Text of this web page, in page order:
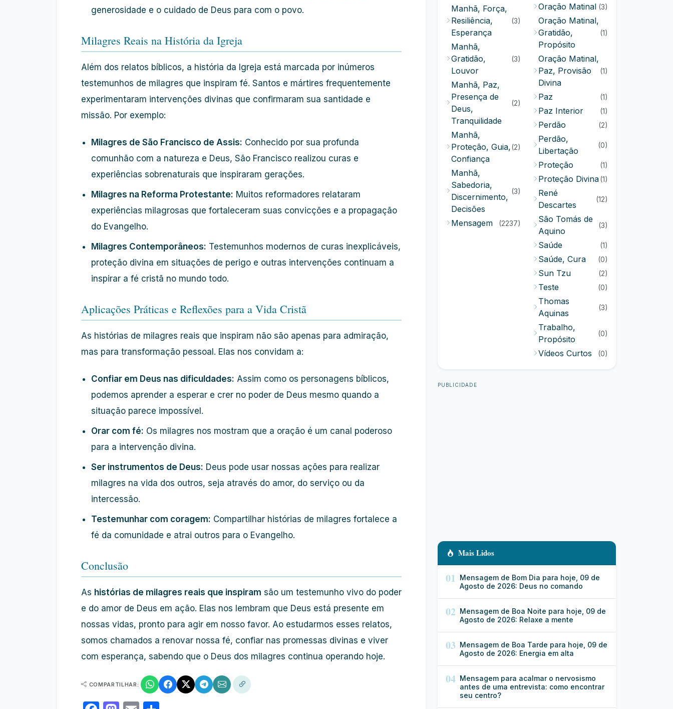
generosidade e o cuidado de Deus para com o povo.
Milagres Reais na História da Igreja
Além dos relatos bíblicos, a história da Igreja está marcada por inúmeros
testemunhos de milagres que inspiram fé. Santos e mártires frequentemente
experimentaram intervenções divinas que confirmaram sua santidade e
missão. Por exemplo:
Milagres de São Francisco de Assis: Conhecido por sua profunda
comunhão com a natureza e Deus, São Francisco realizou curas e
experiências sobrenaturais que inspiraram gerações.
Milagres na Reforma Protestante: Muitos reformadores relataram
experiências milagrosas que fortaleceram suas convicções e a propagação
do Evangelho.
Milagres Contemporâneos: Testemunhos modernos de curas inexplicáveis,
proteção divina em situações de perigo e outras intervenções continuam a
inspirar a fé cristã no mundo todo.
Aplicações Práticas e Reflexões para a Vida Cristã
As histórias de milagres reais que inspiram não são apenas para admiração,
mas para transformação pessoal. Elas nos convidam a:
Confiar em Deus nas dificuldades: Assim como os personagens bíblicos,
podemos aprender a esperar e crer no poder de Deus mesmo quando a
situação parece impossível.
Orar com fé: Os milagres nos mostram que a oração é um canal poderoso
para a intervenção divina.
Ser instrumentos de Deus: Deus pode usar nossas ações para realizar
milagres na vida dos outros, seja através do amor, do serviço ou da
intercessão.
Testemunhar com coragem: Compartilhar histórias de milagres fortalece a
fé da comunidade e atrai outros para o Evangelho.
Conclusão
As histórias de milagres reais que inspiram são um testemunho vivo do poder
e do amor de Deus em ação. Elas nos lembram que Deus está presente em
nossas vidas, pronto para agir em nosso favor. Ao estudarmos esses relatos,
somos chamados a renovar nossa fé, confiar nas promessas divinas e viver
com esperança, sabendo que o Deus dos milagres continua operando hoje.
COMPARTILHAR:
Manhã, Força,
Resiliência,
Esperança
(3)
Manhã,
Gratidão,
Louvor
(3)
Manhã, Paz,
Presença de
Deus,
Tranquilidade
(2)
Manhã,
Proteção, Guia,
Confiança
(2)
Manhã,
Sabedoria,
Discernimento,
Decisões
(3)
Mensagem (2237)
Oração Matinal (3)
Oração Matinal,
Gratidão,
Propósito
(1)
Oração Matinal,
Paz, Provisão
Divina
(1)
Paz (1)
Paz Interior (1)
Perdão (2)
Perdão,
Libertação
(0)
Proteção (1)
Proteção Divina(1)
René
Descartes
(12)
São Tomás de
Aquino
(3)
Saúde (1)
Saúde, Cura (0)
Sun Tzu (2)
Teste (0)
Thomas
Aquinas
(3)
Trabalho,
Propósito
(0)
Vídeos Curtos (0)
PUBLICIDADE
Mais Lidos
01 Mensagem de Bom Dia para hoje, 09 de
Agosto de 2026: Deus no comando
02 Mensagem de Boa Noite para hoje, 09 de
Agosto de 2026: Relaxe a mente
03 Mensagem de Boa Tarde para hoje, 09 de
Agosto de 2026: Energia em alta
04 Mensagem para acalmar o nervosismo
antes de uma entrevista: como encontrar
seu centro?